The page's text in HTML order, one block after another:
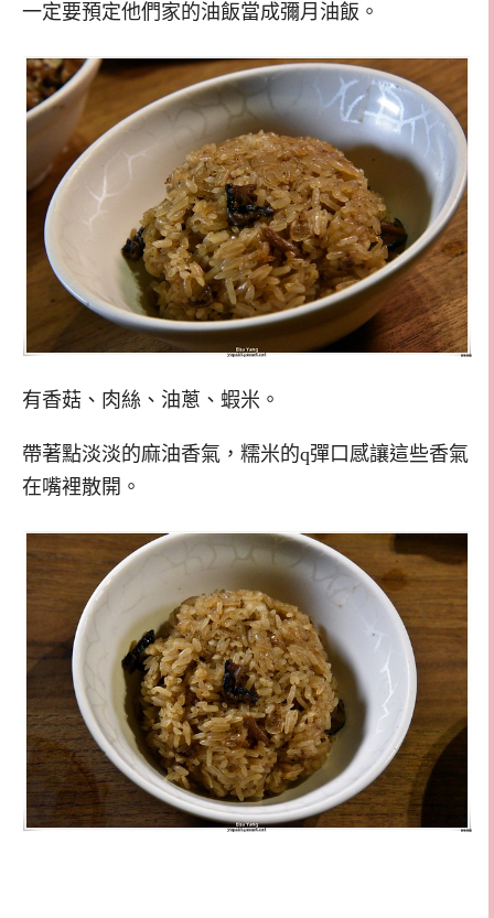
一定要預定他們家的油飯當成彌月油飯。
有香菇、肉絲、油蔥、蝦米。
帶著點淡淡的麻油香氣，糯米的q彈口感讓這些香氣
在嘴裡散開。